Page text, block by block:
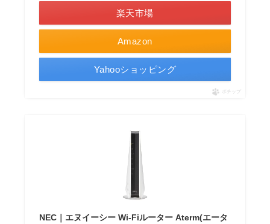
Amazon
楽天市場
Yahooショッピング
ポチップ
NEC｜エヌイーシー Wi-Fiルーター Aterm(エータ